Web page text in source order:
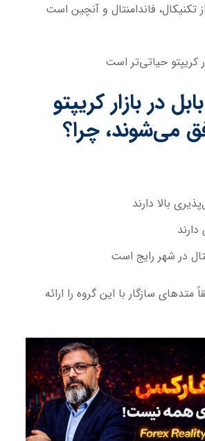
تکنیکال، فاندامنتال و آنچین است
کریپتو حیاتی‌تر است
در بازار کریپتو
می‌شوند، چرا؟
بالا دارند
دارند
در شهر رایج است
متدهای سازگار با این گروه را ارائه